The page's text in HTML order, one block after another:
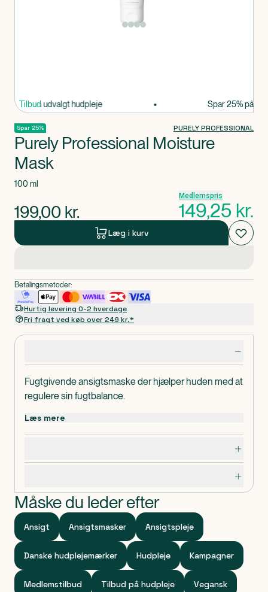
Tilbud
25% på udvalgt hudpleje Spar 25% på
Fugtgivende ansigtsmaske der hjælper huden med at
regulere sin fugtbalance.
Læs mere
Måske du leder efter
Ansigt Ansigtsmasker Ansigtspleje
Danske hudplejemærker Hudpleje Kampagner
Medlemstilbud Tilbud på hudpleje Vegansk
Spar 25% PURELY PROFESSIONAL
Purely Professional Moisture
Mask
100 ml
199,00 kr.
Medlemspris
149,25 kr.
Læg i kurv
Betalingsmetoder:
Hurtig levering 0-2 hverdage
Fri fragt ved køb over 249 kr.*